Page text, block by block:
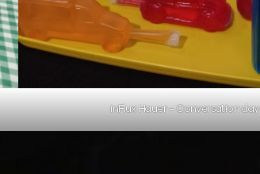
inFlux Hauer – Conversation day